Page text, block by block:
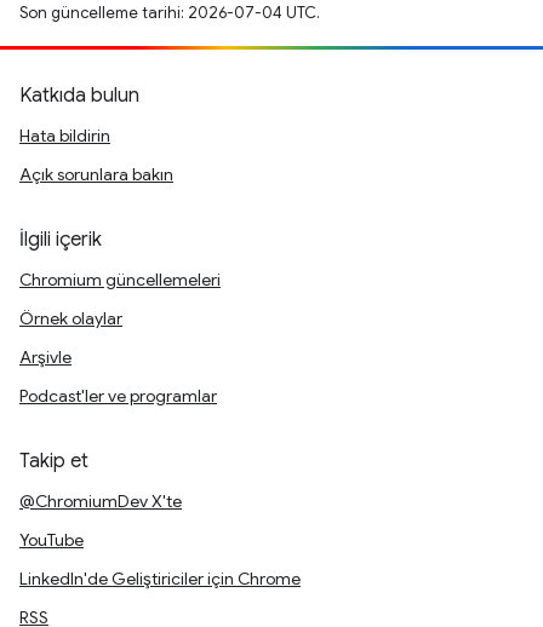
Son güncelleme tarihi: 2026-07-04 UTC.
Katkıda bulun
Hata bildirin
Açık sorunlara bakın
İlgili içerik
Chromium güncellemeleri
Örnek olaylar
Arşivle
Podcast'ler ve programlar
Takip et
@ChromiumDev X'te
YouTube
LinkedIn'de Geliştiriciler için Chrome
RSS